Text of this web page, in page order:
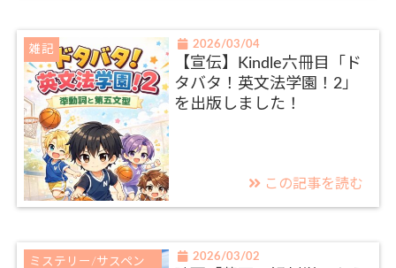
雑記 2026/03/04
【宣伝】Kindle六冊目「ド
タバタ！英文法学園！2」
を出版しました！
この記事を読む
ミステリー/サスペン
2026/03/02